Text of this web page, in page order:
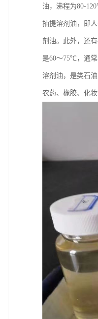
油，沸程为80-
抽提溶剂油，即
剂油。此外，还
是60～75℃，通常
溶剂油，是类石
农药、橡胶、化